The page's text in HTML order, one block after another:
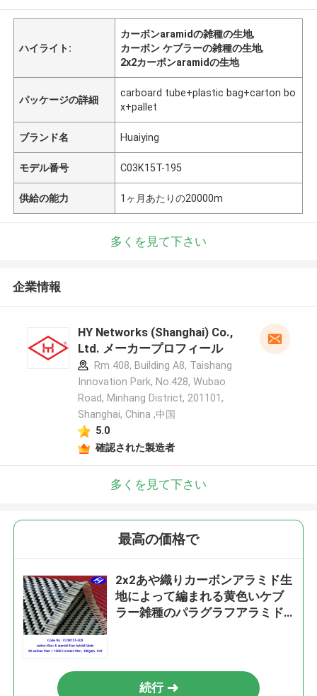
ハイライト:
カーボンaramidの雑種の生地,
カーボン ケブラーの雑種の生地,
2x2カーボンaramidの生地
パッケージの詳細
carboard tube+plastic bag+carton bo
x+pallet
ブランド名 Huaiying
モデル番号 C03K15T-195
供給の能力 1ヶ月あたりの20000m
多くを見て下さい
企業情報
HY Networks (Shanghai) Co.,
Ltd. メーカープロフィール
Rm 408, Building A8, Taishang
Innovation Park, No.428, Wubao
Road, Minhang District, 201101,
Shanghai, China ,中国
5.0
確認された製造者
多くを見て下さい
最高の価格で
2x2あや織りカーボンアラミド生
地によって編まれる黄色いケブ
ラー雑種のパラグラフアラミド
続行